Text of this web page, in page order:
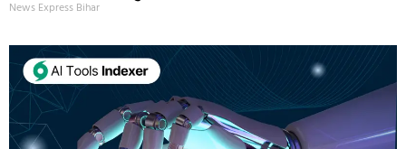
News Express Bihar